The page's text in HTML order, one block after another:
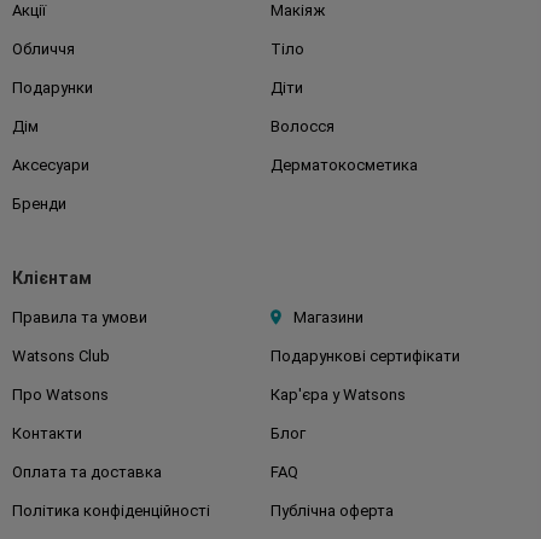
Акції Макіяж
Обличчя Тіло
Подарунки Діти
Дім Волосся
Аксесуари Дерматокосметика
Бренди
Клієнтам
Правила та умови Магазини
Watsons Club Подарункові сертифікати
Про Watsons Кар'єра у Watsons
Контакти Блог
Оплата та доставка FAQ
Політика конфіденційності Публічна оферта